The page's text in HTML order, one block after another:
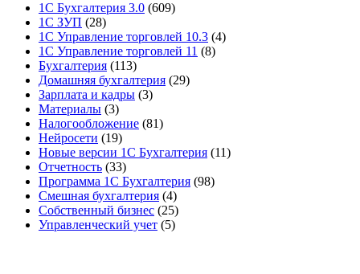
1С Бухгалтерия 3.0 (609)
1С ЗУП (28)
1С Управление торговлей 10.3 (4)
1С Управление торговлей 11 (8)
Бухгалтерия (113)
Домашняя бухгалтерия (29)
Зарплата и кадры (3)
Материалы (3)
Налогообложение (81)
Нейросети (19)
Новые версии 1С Бухгалтерия (11)
Отчетность (33)
Программа 1С Бухгалтерия (98)
Смешная бухгалтерия (4)
Собственный бизнес (25)
Управленческий учет (5)